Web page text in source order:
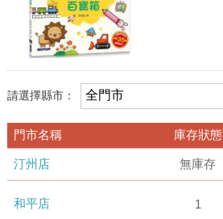
請選擇縣市：
門市名稱 庫存狀態
汀州店 無庫存
和平店 1